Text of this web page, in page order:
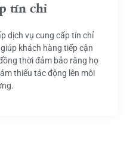
tín chỉ
dịch vụ cung cấp tín chỉ
khách hàng tiếp cận
thời đảm bảo rằng họ
thiểu tác động lên môi